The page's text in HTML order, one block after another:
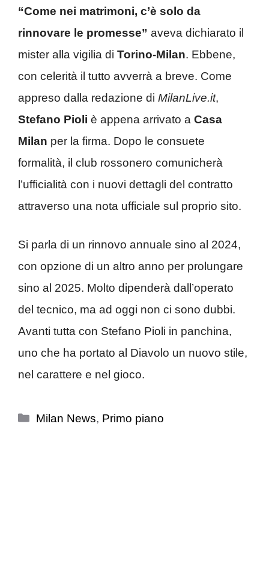
“Come nei matrimoni, c’è solo da
rinnovare le promesse” aveva dichiarato il
mister alla vigilia di Torino-Milan. Ebbene,
con celerità il tutto avverrà a breve. Come
appreso dalla redazione di MilanLive.it,
Stefano Pioli è appena arrivato a Casa
Milan per la firma. Dopo le consuete
formalità, il club rossonero comunicherà
l’ufficialità con i nuovi dettagli del contratto
attraverso una nota ufficiale sul proprio sito.
Si parla di un rinnovo annuale sino al 2024,
con opzione di un altro anno per prolungare
sino al 2025. Molto dipenderà dall’operato
del tecnico, ma ad oggi non ci sono dubbi.
Avanti tutta con Stefano Pioli in panchina,
uno che ha portato al Diavolo un nuovo stile,
nel carattere e nel gioco.
Categorie
Milan News, Primo piano